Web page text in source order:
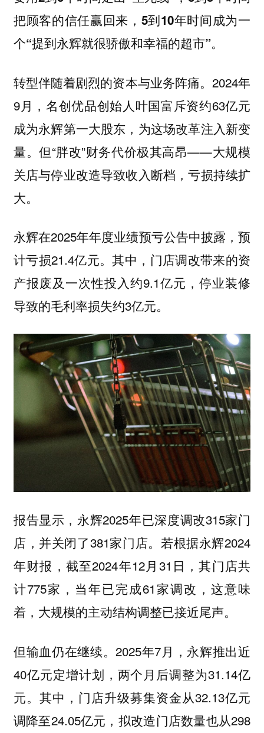
把顾客的信任赢回来，5到10年时间成为一
个“提到永辉就很骄傲和幸福的超市”。
转型伴随着剧烈的资本与业务阵痛。2024年
9月，名创优品创始人叶国富斥资约63亿元
成为永辉第一大股东，为这场改革注入新变
量。但“胖改”财务代价极其高昂——大规模
关店与停业改造导致收入断档，亏损持续扩
大。
永辉在2025年年度业绩预亏公告中披露，预
计亏损21.4亿元。其中，门店调改带来的资
产报废及一次性投入约9.1亿元，停业装修
导致的毛利率损失约3亿元。
报告显示，永辉2025年已深度调改315家门
店，并关闭了381家门店。若根据永辉2024
年财报，截至2024年12月31日，其门店共
计775家，当年已完成61家调改，这意味
着，大规模的主动结构调整已接近尾声。
但输血仍在继续。2025年7月，永辉推出近
40亿元定增计划，两个月后调整为31.14亿
元。其中，门店升级募集资金从32.13亿元
调降至24.05亿元，拟改造门店数量也从298